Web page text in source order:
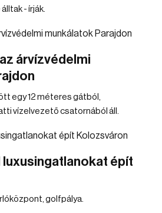
- írják.
árvízvédelmi
egy 12 méteres gátból,
vízelvezető csatornából áll.
luxusingatlanokat épít
golfpálya.